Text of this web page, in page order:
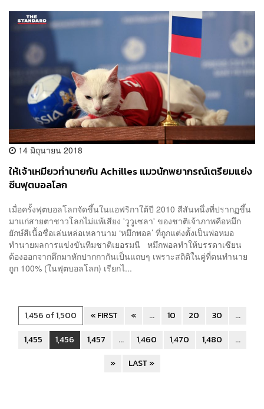
14 มิถุนายน 2018
ให้เจ้าเหมียวทำนายกัน Achilles แมวนักพยากรณ์เตรียมแย่ง
ซีนฟุตบอลโลก
เมื่อครั้งฟุตบอลโลกจัดขึ้นในแอฟริกาใต้ปี 2010 สีสันหนึ่งที่ปรากฏขึ้น
มาแก่สายตาชาวโลกไม่แพ้เสียง 'วูวูเซลา' ของชาติเจ้าภาพคือหมึก
ยักษ์สีเนื้อชื่อเล่นหล่อเหลานาม ‘หมึกพอล’ ที่ถูกแต่งตั้งเป็นพ่อหมอ
ทำนายผลการแข่งขันทีมชาติเยอรมนี หมึกพอลทำให้บรรดาเซียน
ต้องออกจากตึกมาหักปากกากันเป็นแถบๆ เพราะสถิติในคู่ที่ตนทำนาย
ถูก 100% (ในฟุตบอลโลก) เรียกไ...
1,456 of 1,500 « FIRST « ... 10 20 30
...
1,455
1,456 1,457 ... 1,460 1,470 1,480
...
»
LAST »